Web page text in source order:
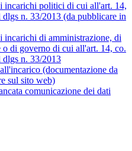
incarichi politici di cui all'art. 14,
dlgs n. 33/2013 (da pubblicare in
incarichi di amministrazione, di
o di governo di cui all'art. 14, co.
dlgs n. 33/2013
(documentazione da
sul sito web)
comunicazione dei dati